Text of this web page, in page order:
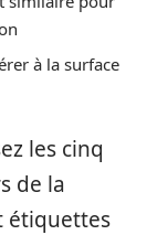
à la surface
les cinq
de la
étiquettes